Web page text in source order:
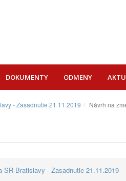
DOKUMENTY ODMENY
- Zasadnutie 21.11.2019 Návrh na
Bratislavy - Zasadnutie 21.11.2019